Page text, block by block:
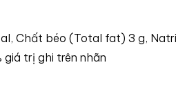
Chất béo (Total fat) 3 g,
trị ghi trên nhãn